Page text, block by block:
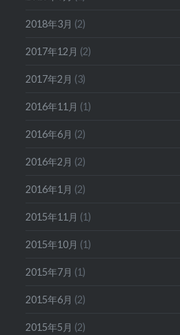
2018年3月 (2)
2017年12月 (2)
2017年2月 (3)
2016年11月 (1)
2016年6月 (2)
2016年2月 (2)
2016年1月 (2)
2015年11月 (1)
2015年10月 (1)
2015年7月 (1)
2015年6月 (2)
2015年5月 (2)